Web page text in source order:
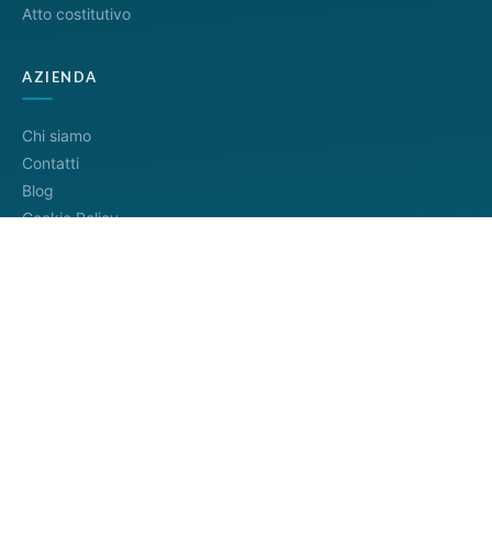
Atto costitutivo
AZIENDA
Chi siamo
Contatti
Blog
Cookie Policy